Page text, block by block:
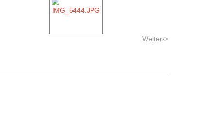
Weiter->